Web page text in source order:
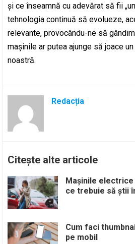
și ce înseamnă cu adevărat să fii
tehnologia continuă să evolueze,
relevante, provocându-ne să
mașinile ar putea ajunge să joace
noastră.
Redacția
Citește alte articole
Mașinile
ce trebuie să știi
Cum faci
pe mobil